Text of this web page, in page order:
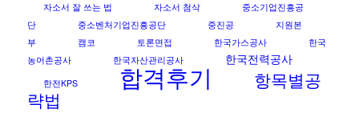
자소서 잘 쓰는 법 자소서 첨삭
중소기업진흥공
단
중소벤처기업진흥공단 중진공
지원본
부
캠코 토론면접 한국가스공사
한국
농어촌공사
한국자산관리공사 한국전력공사
한전KPS 합격후기
항목별공
략법